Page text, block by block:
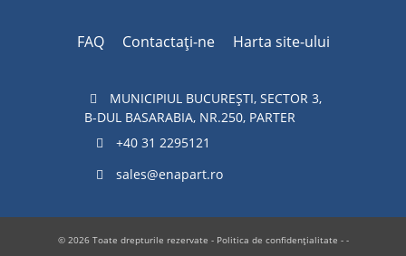
FAQ Contactaţi-ne Harta site-ului
MUNICIPIUL BUCUREŞTI, SECTOR 3,
B-DUL BASARABIA, NR.250, PARTER
+40 31 2295121
sales@enapart.ro
© 2026 Toate drepturile rezervate - Politica de confidențialitate - -